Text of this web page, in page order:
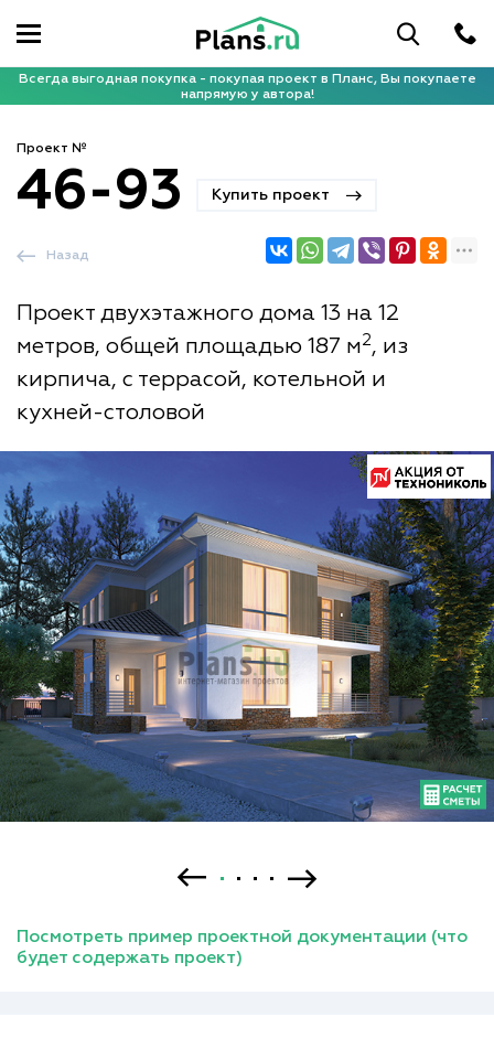
Всегда выгодная покупка - покупая проект в Планс, Вы покупаете
напрямую у автора!
Проект №
46-93 Купить проект
Проект двухэтажного дома 13 на 12
метров, общей площадью 187 м2, из
кирпича, с террасой, котельной и
кухней-столовой
Назад
Посмотреть пример проектной документации (что
будет содержать проект)